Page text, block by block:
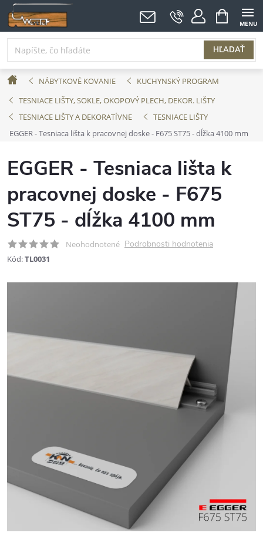
Prejsť
na
obsah
HĽADAŤ
NÁKUPNÝ
KOŠÍK
DomovNÁBYTKOVÉ KOVANIE
KUCHYNSKÝ PROGRAM
TESNIACE LIŠTY, SOKLE, OKOPOVÝ PLECH, DEKOR. LIŠTY
TESNIACE LIŠTY A DEKORATÍVNE
TESNIACE LIŠTY
EGGER - Tesniaca lišta k pracovnej doske - F675 ST75 - dĺžka 4100 mm
EGGER - Tesniaca lišta k
pracovnej doske - F675
ST75 - dĺžka 4100 mm
Neohodnotené Podrobnosti hodnotenia
Kód:TL0031